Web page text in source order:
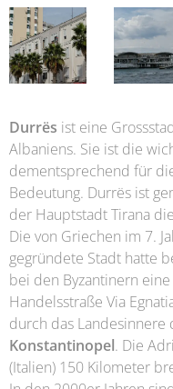
Durrës ist eine
Albaniens. Sie ist die
dementsprechend für
Bedeutung. Durrës ist
der Hauptstadt Tirana
Die von Griechen im 7.
gegründete Stadt hatte
bei den Byzantinern
Handelsstraße Via
durch das Landesinnere
Konstantinopel. Die
(Italien) 150 Kilometer